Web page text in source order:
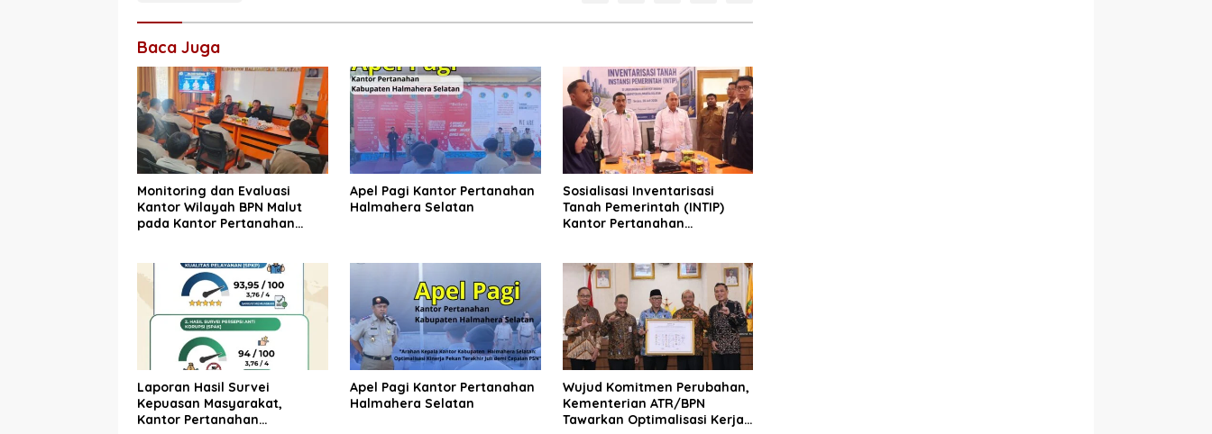
Baca Juga
Monitoring dan Evaluasi
Kantor Wilayah BPN Malut
pada Kantor Pertanahan
Apel Pagi Kantor Pertanahan
Halmahera Selatan
Sosialisasi Inventarisasi
Tanah Pemerintah (INTIP)
Kantor Pertanahan
Laporan Hasil Survei
Kepuasan Masyarakat,
Kantor Pertanahan
Apel Pagi Kantor Pertanahan
Halmahera Selatan
Wujud Komitmen Perubahan,
Kementerian ATR/BPN
Tawarkan Optimalisasi Kerja